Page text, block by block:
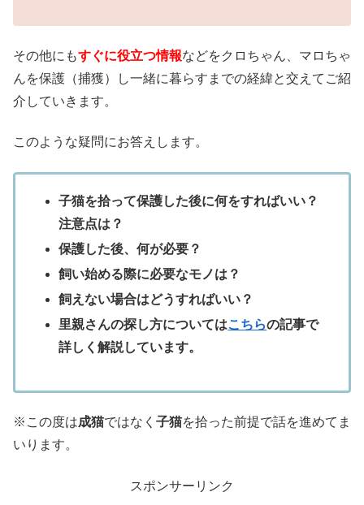
その他にもすぐに役立つ情報などをクロちゃん、マロちゃ
んを保護（捕獲）し一緒に暮らすまでの経緯と交えてご紹
介していきます。
このような疑問にお答えします。
子猫を拾って保護した後に何をすればいい？
注意点は？
保護した後、何が必要？
飼い始める際に必要なモノは？
飼えない場合はどうすればいい？
里親さんの探し方についてはこちらの記事で
詳しく解説しています。
※この度は成猫ではなく 子猫を拾った前提で話を進めてま
いります。
スポンサーリンク